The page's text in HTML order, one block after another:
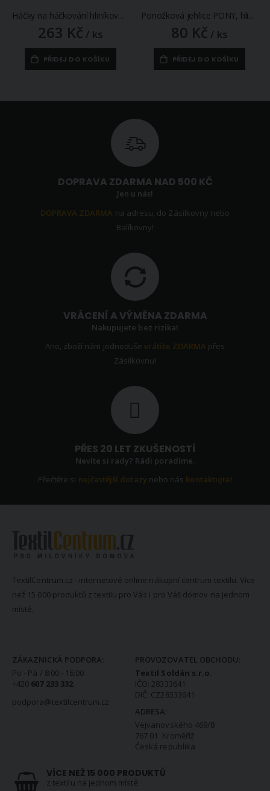
Háčky na háčkování hliníkové 040171, sada 12 velikostí
263 Kč / ks
PŘIDEJ DO KOŠÍKU
Ponožková jehlice PONY, hliníková, 5 kusů, délka 20cm, velikost 3,5mm
80 Kč / ks
PŘIDEJ DO KOŠÍKU
DOPRAVA ZDARMA NAD 500 KČ
Jen u nás!
DOPRAVA ZDARMA na adresu, do Zásilkovny nebo
Balíkovny!
VRÁCENÍ A VÝMĚNA ZDARMA
Nakupujete bez rizika!
Ano, zboží nám jednoduševrátíte ZDARMA přes
Zásilkovnu!
PŘES 20 LET ZKUŠENOSTÍ
Nevíte si rady? Rádi poradíme.
Přečtěte si nejčastější dotazy nebo nás kontaktujte!
TextilCentrum.cz - internetové online nákupní centrum textilu. Více
než 15 000 produktů z textilu pro Vás i pro Váš domov na jednom
místě.
ZÁKAZNICKÁ PODPORA:
Po - Pá / 8:00 - 16:00
+420 607 233 332
podpora@textilcentrum.cz
PROVOZOVATEL OBCHODU:
Textil Soldán s.r.o.
IČO: 28333641
DIČ: CZ28333641
ADRESA:
Vejvanovského 469/8
767 01 Kroměříž
Česká republika
VÍCE NEŽ 15 000 PRODUKTŮ
z textilu na jednom místě